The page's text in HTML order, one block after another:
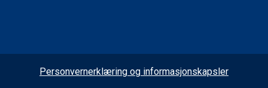
Personvernerklæring og informasjonskapsler